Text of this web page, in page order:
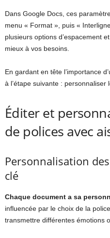
Dans Google Docs, ces
menu « Format », puis «
plusieurs options d’espacement
mieux à vos besoins.
En gardant en tête l’importance
à l’étape suivante : personnaliser
Éditer et
de polices avec
Personnalisation
clé
Chaque document a sa
influencée par le choix de la
transmettre différentes émotions